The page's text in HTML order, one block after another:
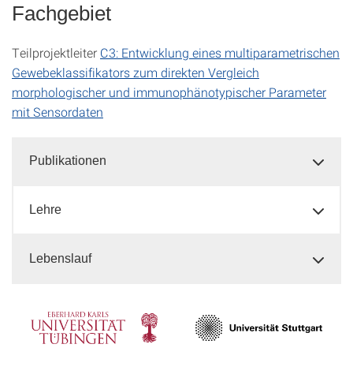
Fachgebiet
Teilprojektleiter C3: Entwicklung eines multiparametrischen
Gewebeklassifikators zum direkten Vergleich
morphologischer und immunophänotypischer Parameter
mit Sensordaten
Publikationen
Lehre
Lebenslauf